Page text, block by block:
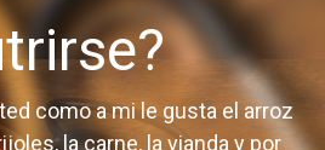
como a mi le gusta el arroz
la carne, la vianda y por